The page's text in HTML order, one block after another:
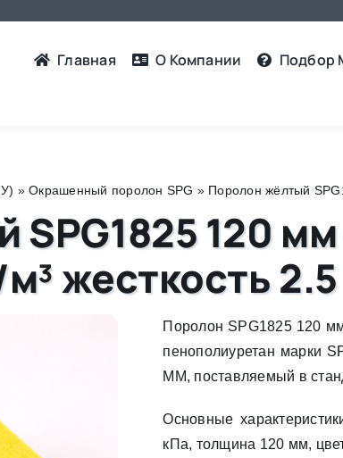
Главная О Компании Подбор
»Окрашенный поролон SPG » Поролон жёлтый
120
жесткость
Поролон SPG1825 120
пенополиуретан марки
MM, поставляемый в
Основные
кПа, толщина 120 мм,